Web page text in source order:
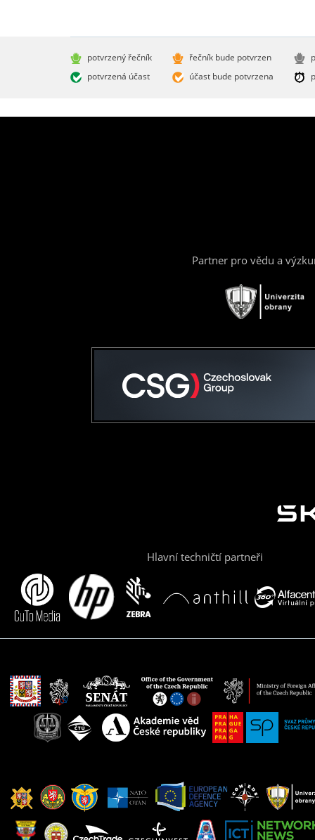
potvrzený řečník
potvrzená účast
řečník bude potvrzen
účast bude potvrzena
Partner pro vědu a
Hlavní techničtí partneři